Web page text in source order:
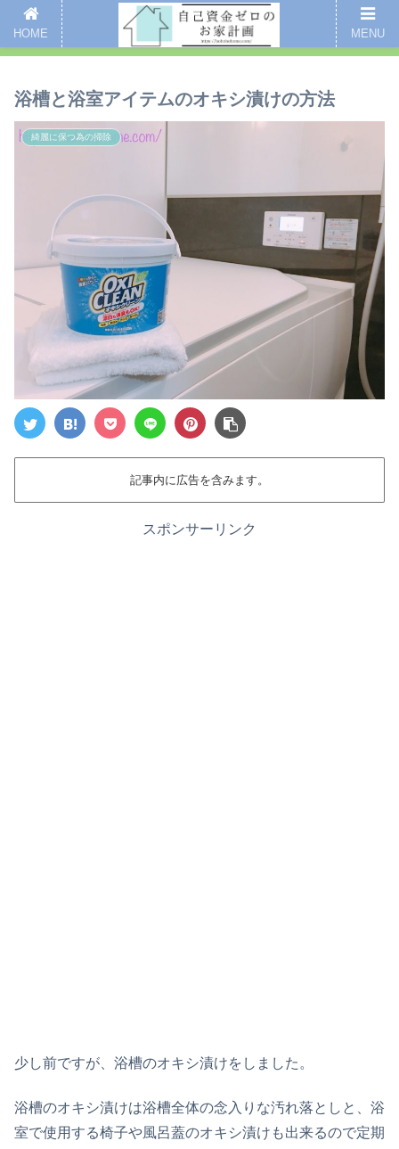
新着記事 愛用品まとめインスタグラム 掃除 全記事一覧
ここをクリックするとブログのご案内ページにいくよ
浴槽と浴室アイテムのオキシ漬けの方法
綺麗に保つ為の掃除
記事内に広告を含みます。
スポンサーリンク
少し前ですが、浴槽のオキシ漬けをしました。
浴槽のオキシ漬けは浴槽全体の念入りな汚れ落としと、浴
室で使用する椅子や風呂蓋のオキシ漬けも出来るので定期
HOME MENU